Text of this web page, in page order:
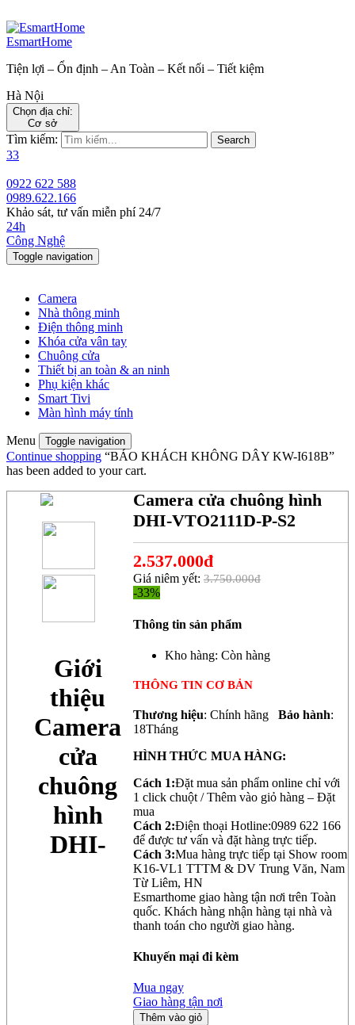
EsmartHome
Tiện lợi – Ổn định – An Toàn – Kết nối – Tiết kiệm
Hà Nội
Chọn địa chỉ:
Cơ sở
Tìm kiếm: Search
33
0922 622 588
0989.622.166
Khảo sát, tư vấn miễn phí 24/7
24h
Công Nghệ
Toggle navigation
Camera
Nhà thông minh
Điện thông minh
Khóa cửa vân tay
Chuông cửa
Thiết bị an toàn & an ninh
Phụ kiện khác
Smart Tivi
Màn hình máy tính
Menu Toggle navigation
Continue shopping “BÁO KHÁCH KHÔNG DÂY KW-I618B”
has been added to your cart.
Camera cửa chuông hình
DHI-VTO2111D-P-S2
2.537.000đ
Giá niêm yết: 3.750.000đ
-33%
Thông tin sản phẩm
Kho hàng: Còn hàng
THÔNG TIN CƠ BẢN
Thương hiệu: Chính hãng Bảo hành:
18Tháng
HÌNH THỨC MUA HÀNG:
Cách 1:Đặt mua sản phẩm online chỉ với
1 click chuột / Thêm vào giỏ hàng – Đặt
mua
Cách 2:Điện thoại Hotline:0989 622 166
để được tư vấn và đặt hàng trực tiếp.
Cách 3:Mua hàng trực tiếp tại Show room
K16-VL1 TTTM & DV Trung Văn, Nam
Từ Liêm, HN
Esmarthome giao hàng tận nơi trên Toàn
quốc. Khách hàng nhận hàng tại nhà và
thanh toán cho người giao hàng.
Khuyến mại đi kèm
Mua ngay
Giao hàng tận nơi
Thêm vào giỏ
Giới
thiệu
Camera
cửa
chuông
hình
DHI-